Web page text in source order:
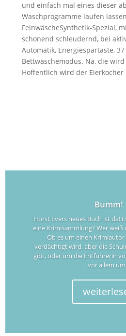
und einfach mal eines dieser
Waschprogramme laufen
FeinwäscheSynthetik-Spezial,
schonend schleudernd, bei
Automatik, Energiespartaste,
Bettwäschemodus. Na, die
Hoffentlich wird der
Bumm!
Horst Evers neues Buch ist da!
eine Krimisammlung? Wer weiß
Ob es um einen
verdächtigt wird, aber die
gibt, oder um die Entführerin
vor allem